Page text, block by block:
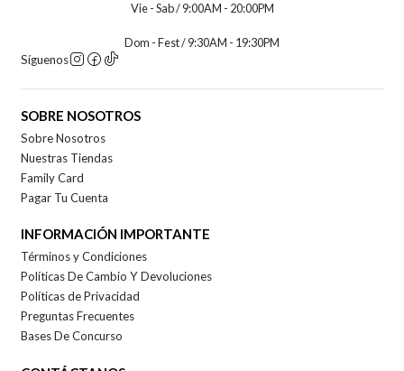
Vie - Sab / 9:00AM - 20:00PM
Dom - Fest / 9:30AM - 19:30PM
Síguenos
SOBRE NOSOTROS
Sobre Nosotros
Nuestras Tiendas
Family Card
Pagar Tu Cuenta
INFORMACIÓN IMPORTANTE
Términos y Condiciones
Políticas De Cambio Y Devoluciones
Políticas de Privacidad
Preguntas Frecuentes
Bases De Concurso